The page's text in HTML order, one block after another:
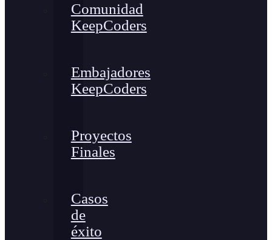
Comunidad
KeepCoders
Embajadores
KeepCoders
Proyectos
Finales
Casos
de
éxito